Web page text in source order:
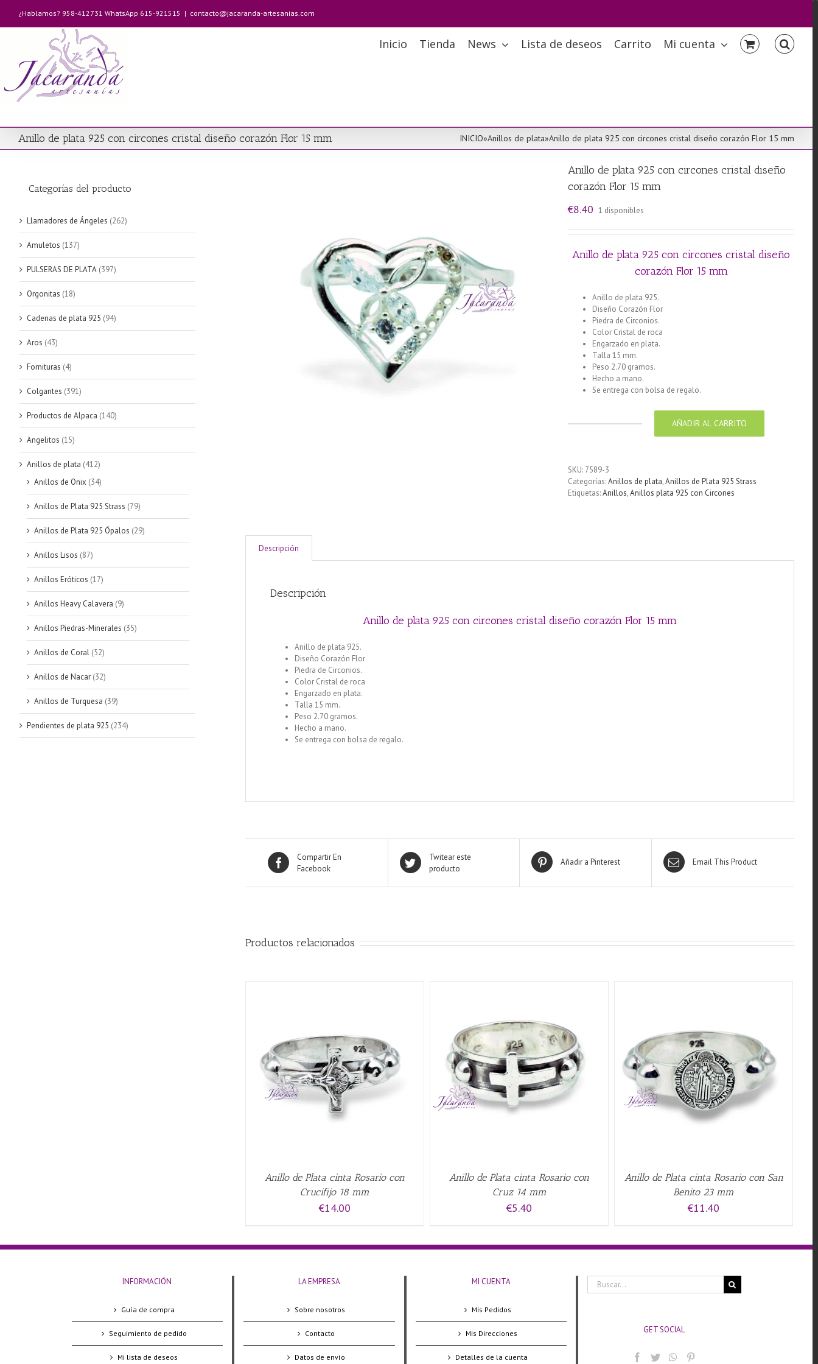
contenido
¿Hablamos? 958-412731 WhatsApp 615-921515 | contacto@jacaranda-artesanias.com
Inicio Tienda News Lista de deseos Carrito Mi cuenta
Anillo de plata 925 con circones cristal diseño corazón Flor 15 mm INICIO»Anillos de plata»Anillo de plata 925 con circones cristal diseño corazón Flor 15 mm
Anillo de plata 925 con circones cristal diseño
corazón Flor 15 mm
€8.40 1 disponibles
Anillo de plata 925 con circones cristal diseño
corazón Flor 15 mm
Anillo de plata 925.
Diseño Corazón Flor
Piedra de Circonios.
Color Cristal de roca
Engarzado en plata.
Talla 15 mm.
Peso 2.70 gramos.
Hecho a mano.
Se entrega con bolsa de regalo.
con
circones
cristal
AÑADIR AL CARRITO
SKU: 7589-3
Categorías:Anillos de plata,Anillos de Plata 925 Strass
Etiquetas:Anillos,Anillos plata 925 con Circones
Descripción
Descripción
Anillo de plata 925 con circones cristal diseño corazón Flor 15 mm
Anillo de plata 925.
Diseño Corazón Flor
Piedra de Circonios.
Color Cristal de roca
Engarzado en plata.
Talla 15 mm.
Peso 2.70 gramos.
Hecho a mano.
Se entrega con bolsa de regalo.
Compartir En
Facebook
Twitear este
producto
Añadir a Pinterest Email This Product
Productos relacionados
Anillo de Plata cinta Rosario con
Crucifijo 18 mm
€14.00
AÑADIR AL CARRITO / QUICK VIEW
Anillo de Plata cinta Rosario con
Cruz 14 mm
€5.40
QUICK VIEW
Anillo de Plata cinta Rosario con San
Benito 23 mm
€11.40
Categorías del producto
Llamadores de Ángeles (262)
Amuletos (137)
PULSERAS DE PLATA (397)
Orgonitas (18)
Cadenas de plata 925 (94)
Aros (43)
Fornituras (4)
Colgantes (391)
Productos de Alpaca (140)
Angelitos (15)
Anillos de plata (412)
Anillos de Onix (34)
Anillos de Plata 925 Strass (79)
Anillos de Plata 925 Ópalos (29)
Anillos Lisos (87)
Anillos Eróticos (17)
Anillos Heavy Calavera (9)
Anillos Piedras-Minerales (35)
Anillos de Coral (52)
Anillos de Nacar (32)
Anillos de Turquesa (39)
Pendientes de plata 925 (234)
INFORMACIÓN
Guía de compra
Seguimiento de pedido
Mi lista de deseos
LA EMPRESA
Sobre nosotros
Contacto
Datos de envío
MI CUENTA
Mis Pedidos
Mis Direcciones
Detalles de la cuenta
Buscar:
GET SOCIAL